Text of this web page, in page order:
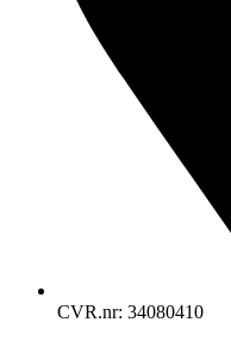
CVR.nr: 34080410